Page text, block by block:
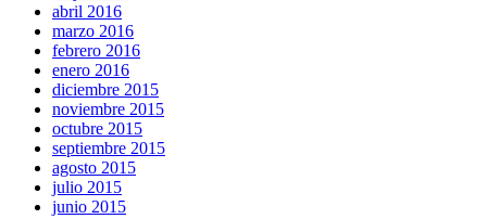
abril 2016
marzo 2016
febrero 2016
enero 2016
diciembre 2015
noviembre 2015
octubre 2015
septiembre 2015
agosto 2015
julio 2015
junio 2015